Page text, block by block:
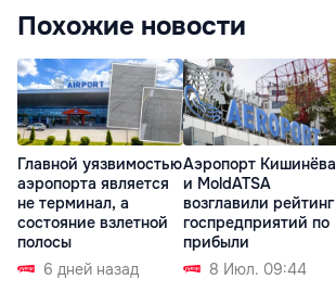
Похожие новости
Главной уязвимостью
аэропорта является
не терминал, а
состояние взлетной
полосы
6 дней назад
Аэропорт Кишинёва
и MoldATSA
возглавили рейтинг
госпредприятий по
прибыли
8 Июл. 09:44